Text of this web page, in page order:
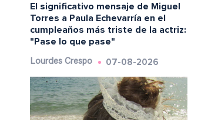
El significativo mensaje de Miguel
Torres a Paula Echevarría en el
cumpleaños más triste de la actriz:
"Pase lo que pase"
Lourdes Crespo 07-08-2026